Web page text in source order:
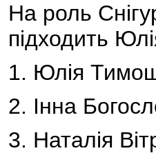
На роль
підходить
1. Юлія
2. Інна
3. Наталія